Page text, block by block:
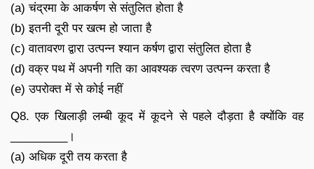
(a) चंद्रमा के आकर्षण से संतुलित होता है
(b) इतनी दूरी पर खत्म हो जाता है
(c) वातावरण द्वारा उत्पन्न श्यान कर्षण द्वारा संतुलित होता है
(d) वक्र पथ में अपनी गति का आवश्यक त्वरण उत्पन्न करता है
(e) उपरोक्त में से कोई नहीं
Q8. एक खिलाड़ी लम्बी कूद में कूदने से पहले दौड़ता है क्योंकि वह
_________।
(a) अधिक दूरी तय करता है